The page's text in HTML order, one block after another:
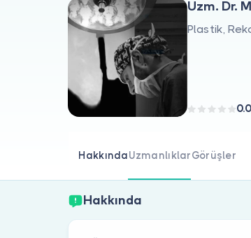
Uzm. Dr.
Plastik,
HakkındaUzmanlıklarGörüşler
Hakkında